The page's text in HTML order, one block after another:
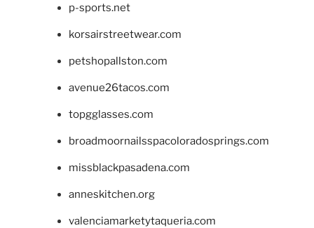
p-sports.net
korsairstreetwear.com
petshopallston.com
avenue26tacos.com
topgglasses.com
broadmoornailsspacoloradosprings.com
missblackpasadena.com
anneskitchen.org
valenciamarketytaqueria.com